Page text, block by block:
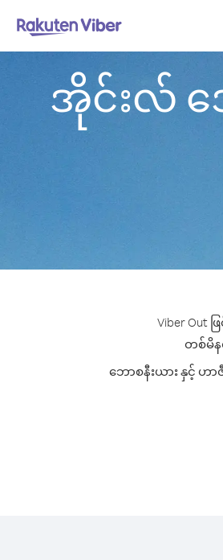
အိုင်းလ် အ
Viber Out
တစ်မိန
ဘောစနီးယား နှင့် ဟ